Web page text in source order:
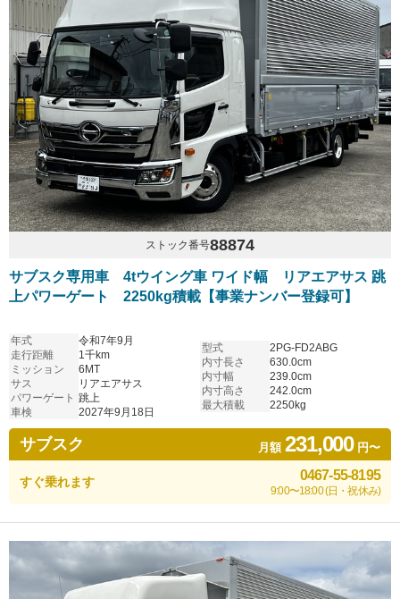
ストック番号88874
サブスク専用車 4tウイング車 ワイド幅 リアエアサス 跳
上パワーゲート 2250kg積載【事業ナンバー登録可】
年式
令和7年9月
走行距離
1千km
ミッション
6MT
サス
リアエアサス
パワーゲート 跳上
車検
2027年9月18日
型式
2PG-FD2ABG
内寸長さ
630.0cm
内寸幅
239.0cm
内寸高さ
242.0cm
最大積載
2250kg
サブスク 月額231,000円〜
すぐ乗れます 0467-55-8195
9:00〜18:00 (日・祝休み)